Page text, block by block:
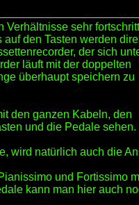
Verhältnisse sehr
den Tasten werden
der sich
läuft mit der doppelten
überhaupt speichern zu
den ganzen Kabeln, den
und die Pedale sehen.
wird natürlich auch die
und Fortissimo
kann man hier auch